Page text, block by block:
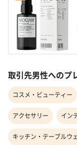
取引先男性へのプ
コスメ・ビューティー
アクセサリー イン
キッチン・テーブルウ